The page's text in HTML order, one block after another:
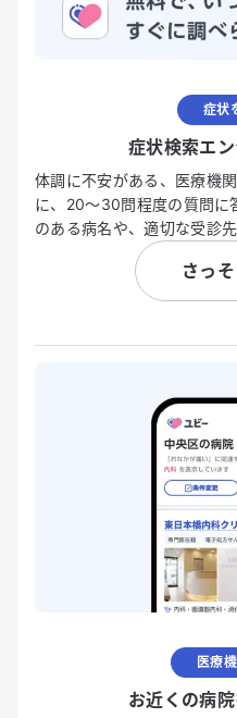
症状
症状検索エン
体調に不安がある、医療機
に、20〜30問程度の質問に
のある病名や、適切な受診
さっ
医療
お近くの病